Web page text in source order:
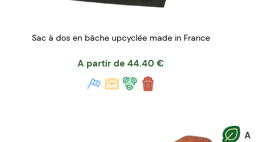
Sac à dos en bâche upcyclée made in France
A partir de 44.40 €
A